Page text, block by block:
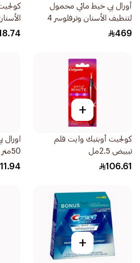
أورال بي خيط مائي محمول
لتنظيف الأسنان وترفلوسر 4
1قطعة
469
25متر
+
كولجيت أوبتيك وايت قلم
تبييض 2.5مل
106.61
اورال
50متر
11.94
+